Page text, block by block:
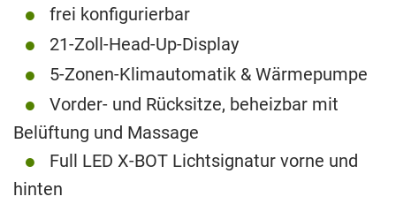
frei konfigurierbar
21-Zoll-Head-Up-Display
5-Zonen-Klimautomatik & Wärmepumpe
Vorder- und Rücksitze, beheizbar mit
Belüftung und Massage
Full LED X-BOT Lichtsignatur vorne und
hinten